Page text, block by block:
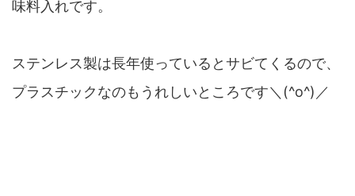
味料入れです。
ステンレス製は長年使っているとサビてくるので、
プラスチックなのもうれしいところです＼(^o^)／